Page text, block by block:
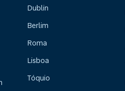
Dublin
Berlim
Roma
Lisboa
Tóquio